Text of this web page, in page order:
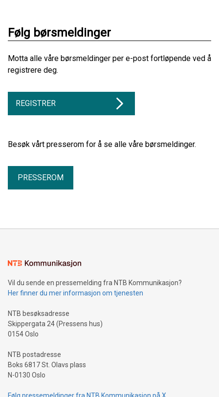
Følg børsmeldinger
Motta alle våre børsmeldinger per e-post fortløpende ved å
registrere deg.
REGISTRER
Besøk vårt presserom for å se alle våre børsmeldinger.
PRESSEROM
Vil du sende en pressemelding fra NTB Kommunikasjon?
Her finner du mer informasjon om tjenesten
NTB besøksadresse
Skippergata 24 (Pressens hus)
0154 Oslo
NTB postadresse
Boks 6817 St. Olavs plass
N-0130 Oslo